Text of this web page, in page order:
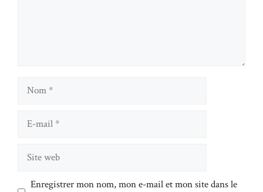
Enregistrer mon nom, mon e-mail et mon site dans le